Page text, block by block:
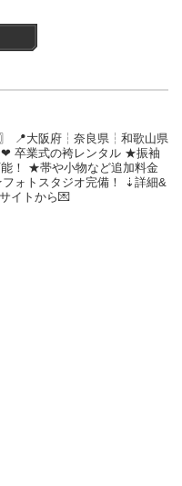
📍大阪府┆奈良県┆和歌山県
❤︎ 卒業式の袴レンタル ★振袖
！
★帯や小物など追加料金
ォトスタジオ完備！
‎⇣詳細&
イトから💌